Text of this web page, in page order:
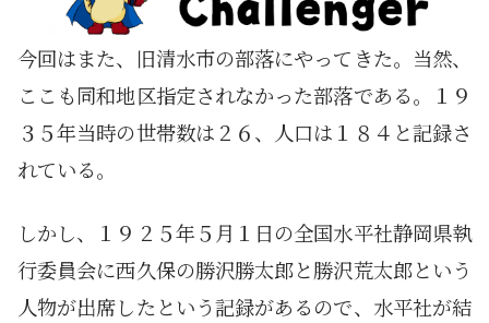
今回はまた、旧清水市の部落にやってきた。当然、
ここも同和地区指定されなかった部落である。１９
３５年当時の世帯数は２６、人口は１８４と記録さ
れている。
しかし、１９２５年５月１日の全国水平社静岡県執
行委員会に西久保の勝沢勝太郎と勝沢荒太郎という
人物が出席したという記録があるので、水平社が結